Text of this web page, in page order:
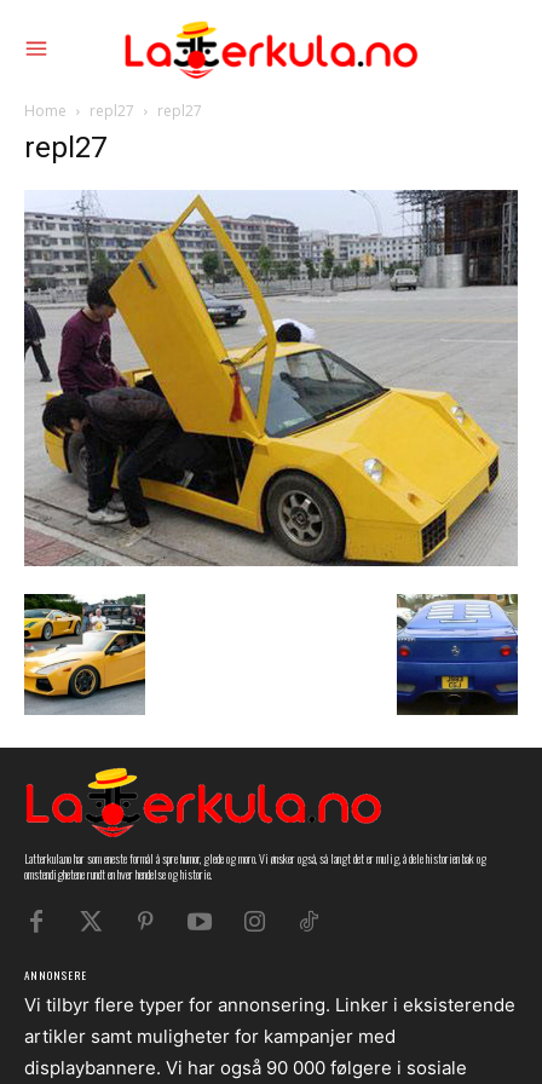
Home repl27 repl27
repl27
Latterkula.no har som eneste formål å spre humor, glede og moro. Vi ønsker også, så langt det er mulig, å dele historien bak og
omstendighetene rundt en hver hendelse og historie.
ANNONSERE
Vi tilbyr flere typer for annonsering. Linker i eksisterende
artikler samt muligheter for kampanjer med
displaybannere. Vi har også 90 000 følgere i sosiale